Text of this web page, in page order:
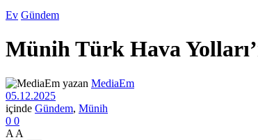
Ev Gündem
Münih Türk Hava
yazan MediaEm
05.12.2025
içinde Gündem, Münih
0 0
A A